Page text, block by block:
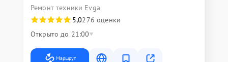
Ремонт техники Evga
5,0276 оценки
Открыто до 21:00
Маршрут